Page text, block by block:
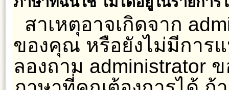
สาเหตุอาจเกิดจาก
ของคุณ หรือยังไม่มีการ
ลองถาม administrator